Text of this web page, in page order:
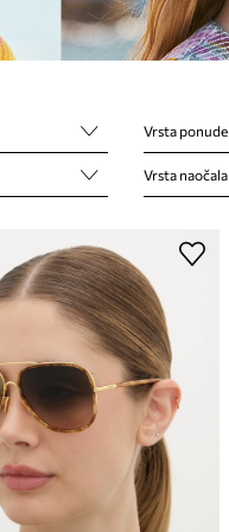
Vrsta ponude
Vrsta naočala